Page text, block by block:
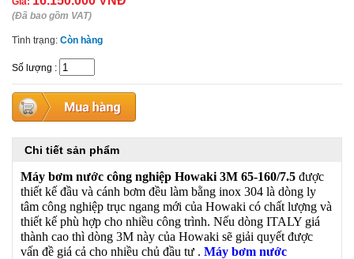
(Đã bao gồm VAT)
Tình trạng: Còn hàng
Số lượng :
Chi tiết sản phẩm
Máy bơm nước công nghiệp Howaki 3M 65-160/7.5 được
thiết kế đầu và cánh bơm đều làm bằng inox 304 là dòng ly
tâm công nghiệp trục ngang mới của Howaki có chất lượng và
thiết kế phù hợp cho nhiều công trình. Nếu dòng ITALY giá
thành cao thì dòng 3M này của Howaki sẽ giải quyết được
vấn đề giá cả cho nhiều chủ đầu tư . Máy bơm nước